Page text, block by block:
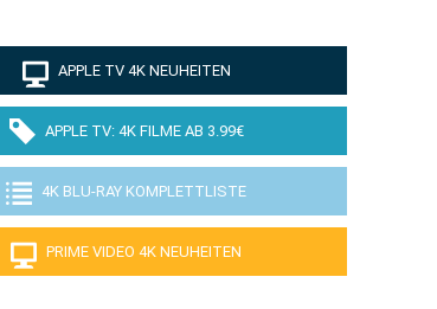
APPLE TV 4K NEUHEITEN
APPLE TV: 4K FILME AB 3.99€
4K BLU-RAY KOMPLETTLISTE
PRIME VIDEO 4K NEUHEITEN